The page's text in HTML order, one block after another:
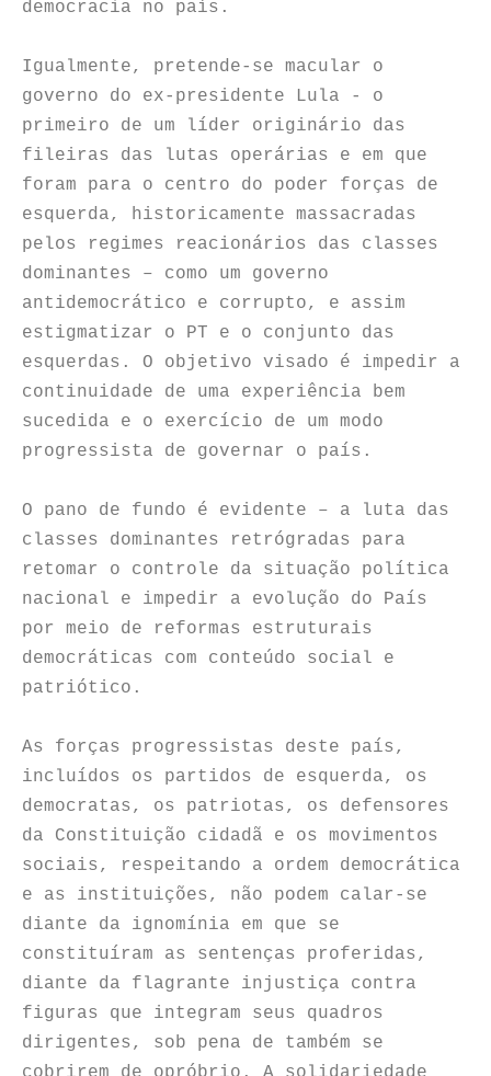
democracia no país.
Igualmente, pretende-se macular o
governo do ex-presidente Lula - o
primeiro de um líder originário das
fileiras das lutas operárias e em que
foram para o centro do poder forças de
esquerda, historicamente massacradas
pelos regimes reacionários das classes
dominantes – como um governo
antidemocrático e corrupto, e assim
estigmatizar o PT e o conjunto das
esquerdas. O objetivo visado é impedir a
continuidade de uma experiência bem
sucedida e o exercício de um modo
progressista de governar o país.
O pano de fundo é evidente – a luta das
classes dominantes retrógradas para
retomar o controle da situação política
nacional e impedir a evolução do País
por meio de reformas estruturais
democráticas com conteúdo social e
patriótico.
As forças progressistas deste país,
incluídos os partidos de esquerda, os
democratas, os patriotas, os defensores
da Constituição cidadã e os movimentos
sociais, respeitando a ordem democrática
e as instituições, não podem calar-se
diante da ignomínia em que se
constituíram as sentenças proferidas,
diante da flagrante injustiça contra
figuras que integram seus quadros
dirigentes, sob pena de também se